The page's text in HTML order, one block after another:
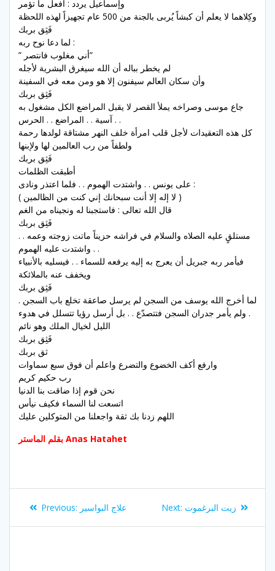
وإسماعيل يردد : افعل ما تؤمر
وكِلاهما لا يعلم أن كبشاً يُربى بالجنة من 500 عام تجهيزاً لهذه اللحظة
فَثِق بربك
لما دعا نوح ربه :
” أني مغلوب فانتصر”
لم يخطر بباله أن الله سيغرق البشرية لأجله
وأن سكان العالم سيفنون إلا هو ومن معه في السفينة
فَثِق بربك
جاع موسى وصراخه يملأ القصر لا يقبل المراضع الكل مشغول به
آسية . . المراضع . . الحرس . .
كل هذه التعقيدات لأجل قلب امرأة خلف النهر مشتاقة لولدها رحمة
ولطفاً من رب العالمين لها ولإبنها
فَثِق بربك
أطبقت الظلمات
على يونس . . واشتدت الهموم . . فلما اعتذر ونادى :
( لا إله إلا أنت سبحانك إني كنت من الظالمين )
قال الله تعالى : فاستجبنا له ونجيناه من الغم
فَثِق بربك
مستلقٍ عليه الصلاه والسلام في فراشه حزيناً ماتت زوجته وعمه . .
واشتدت عليه الهموم . .
فيأمر ربه جبريل أن يعرج به إليه يرفعه للسماء . . فيسليه بالأنبياء
ويخفف عنه بالملائكة
فَثِق بربك
لما أخرج الله يوسف من السجن لم يرسل صاعقة تخلع باب السجن .
. ولم يأمر جدران السجن فتتصدّع . . بل أرسل رؤيا تتسلل في هدوء
الليل لخيال الملك وهو نائم
فَثِق بربك
ثق بربك
وارفع أكف الخضوع والتضرع واعلم أن فوق سبع سماوات
رب حكيم كريم
نحن قوم إذا ضاقت بنا الدنيا
اتسعت لنا السماء فكيف نيأس
اللهم زدنا بك ثقة واجعلنا من المتوكلين عليك
بقلم الماستر Anas Hatahet
Post
navigation
Previous: Previous
علاج البواسير Next: Next
زيت البرغموت